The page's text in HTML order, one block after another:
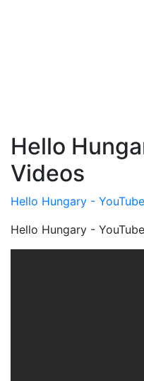
Hello
Videos
Hello Hungary -
Hello Hungary -